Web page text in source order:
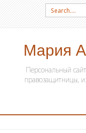
Search for:
Мария
Персональный
правозащитницы,